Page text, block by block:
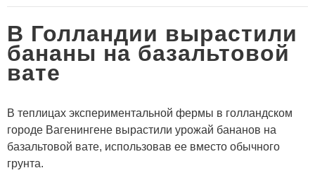
В Голландии вырастили
бананы на базальтовой
вате
В теплицах экспериментальной фермы в голландском
городе Вагенингене вырастили урожай бананов на
базальтовой вате, использовав ее вместо обычного
грунта.